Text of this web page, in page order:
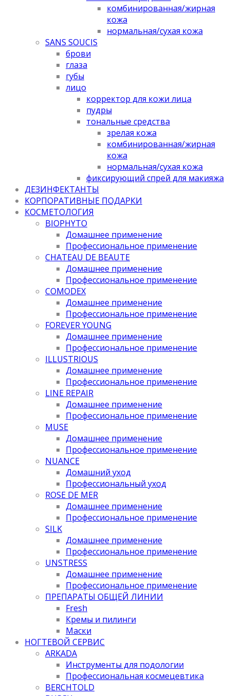
комбинированная/жирная
кожа
нормальная/cухая кожа
SANS SOUCIS
брови
глаза
губы
лицо
корректор для кожи лица
пудры
тональные средства
зрелая кожа
комбинированная/жирная
кожа
нормальная/cухая кожа
фиксирующий спрей для макияжа
ДЕЗИНФЕКТАНТЫ
КОРПОРАТИВНЫЕ ПОДАРКИ
КОСМЕТОЛОГИЯ
BIOPHYTO
Домашнее применение
Профессиональное применение
CHATEAU DE BEAUTE
Домашнее применение
Профессиональное применение
COMODEX
Домашнее применение
Профессиональное применение
FOREVER YOUNG
Домашнее применение
Профессиональное применение
ILLUSTRIOUS
Домашнее применение
Профессиональное применение
LINE REPAIR
Домашнее применение
Профессиональное применение
MUSE
Домашнее применение
Профессиональное применение
NUANCE
Домашний уход
Профессиональный уход
ROSE DE MER
Домашнее применение
Профессиональное применение
SILK
Домашнее применение
Профессиональное применение
UNSTRESS
Домашнее применение
Профессиональное применение
ПРЕПАРАТЫ ОБЩЕЙ ЛИНИИ
Fresh
Кремы и пилинги
Маски
НОГТЕВОЙ СЕРВИС
ARKADA
Инструменты для подологии
Профессиональная космецевтика
BERCHTOLD